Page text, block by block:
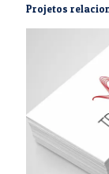
Projetos